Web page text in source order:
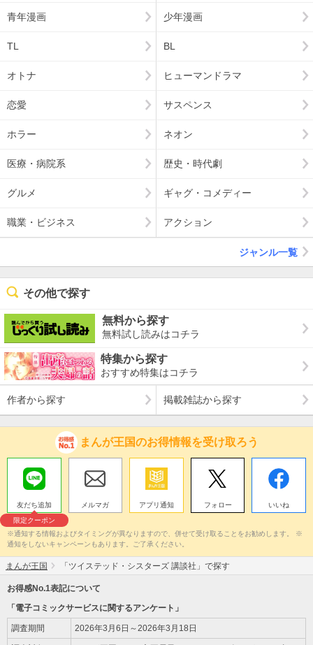
青年漫画 少年漫画
TL BL
オトナ ヒューマンドラマ
恋愛 サスペンス
ホラー ネオン
医療・病院系 歴史・時代劇
グルメ ギャグ・コメディー
職業・ビジネス アクション
ジャンル一覧
その他で探す
無料から探す
無料試し読みはコチラ
特集から探す
おすすめ特集はコチラ
作者から探す 掲載雑誌から探す
まんが王国のお得情報を受け取ろう
友だち追加
限定クーポン
メルマガ アプリ通知 フォロー いいね
※通知する情報およびタイミングが異なりますので、併せて受け取ることをお勧めします。 ※
通知をしないキャンペーンもあります。ご了承ください。
まんが王国 「ツイステッド・シスターズ 講談社」で探す
お得感No.1表記について
「電子コミックサービスに関するアンケート」
調査期間 2026年3月6日～2026年3月18日